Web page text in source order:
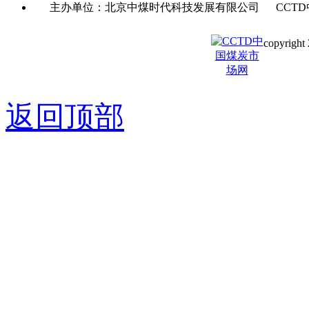
主办单位：北京中煤时代科技发展有限公司
copyright
返回顶部